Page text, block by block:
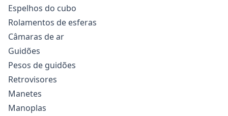
Espelhos do cubo
Rolamentos de esferas
Câmaras de ar
Guidões
Pesos de guidões
Retrovisores
Manetes
Manoplas